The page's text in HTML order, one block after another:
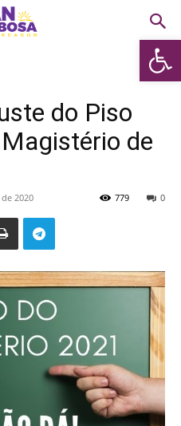
Abrir
do Piso
de
2020 0
779